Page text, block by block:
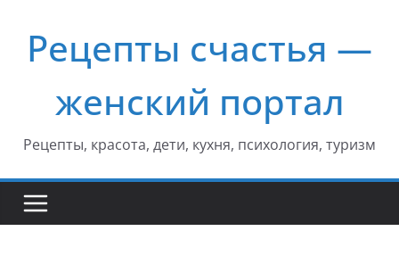
содержимому
Рецепты счастья —
женский портал
Рецепты, красота, дети, кухня, психология, туризм